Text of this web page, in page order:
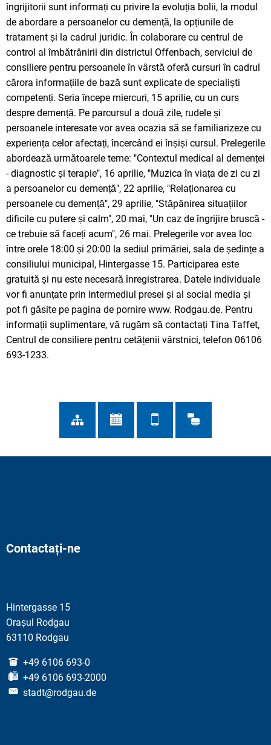
îngrijitorii sunt informați cu privire la evoluția bolii, la modul
de abordare a persoanelor cu demență, la opțiunile de
tratament și la cadrul juridic. În colaborare cu centrul de
control al îmbătrânirii din districtul Offenbach, serviciul de
consiliere pentru persoanele în vârstă oferă cursuri în cadrul
cărora informațiile de bază sunt explicate de specialiști
competenți. Seria începe miercuri, 15 aprilie, cu un curs
despre demență. Pe parcursul a două zile, rudele și
persoanele interesate vor avea ocazia să se familiarizeze cu
experiența celor afectați, încercând ei înșiși cursul. Prelegerile
abordează următoarele teme: "Contextul medical al demenței
- diagnostic și terapie", 16 aprilie, "Muzica în viața de zi cu zi
a persoanelor cu demență", 22 aprilie, "Relaționarea cu
persoanele cu demență", 29 aprilie, "Stăpânirea situațiilor
dificile cu putere și calm", 20 mai, "Un caz de îngrijire bruscă -
ce trebuie să faceți acum", 26 mai. Prelegerile vor avea loc
între orele 18:00 și 20:00 la sediul primăriei, sala de ședințe a
consiliului municipal, Hintergasse 15. Participarea este
gratuită și nu este necesară înregistrarea. Datele individuale
vor fi anunțate prin intermediul presei și al social media și
pot fi găsite pe pagina de pornire www. Rodgau.de. Pentru
informații suplimentare, vă rugăm să contactați Tina Taffet,
Centrul de consiliere pentru cetățenii vârstnici, telefon 06106
693-1233.
Contactați-ne
Hintergasse 15
Orașul Rodgau
63110 Rodgau
+49 6106 693-0
+49 6106 693-2000
stadt@rodgau.de